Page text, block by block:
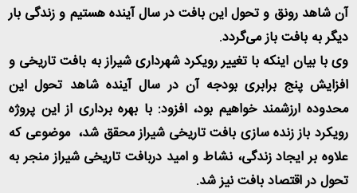
آن شاهد رونق و تحول این بافت در سال آینده هستیم و زندگی بار
دیگر به بافت باز می‌گردد.
وی با بیان اینکه با تغییر رویکرد شهرداری شیراز به بافت تاریخی و
افزایش پنج برابری بودجه آن در سال آینده شاهد تحول این
محدوده ارزشمند خواهیم بود، افزود: با بهره برداری از این پروژه
رویکرد باز زنده سازی بافت تاریخی شیراز محقق شد، موضوعی که
علاوه بر ایجاد زندگی، نشاط و امید دربافت تاریخی شیراز منجر به
تحول در اقتصاد بافت نیز شد.